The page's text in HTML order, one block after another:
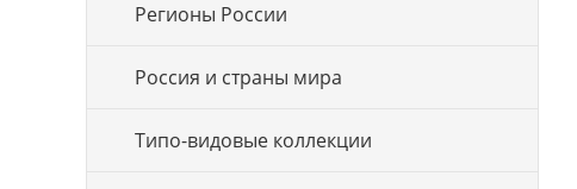
Регионы России
Россия и страны мира
Типо-видовые коллекции